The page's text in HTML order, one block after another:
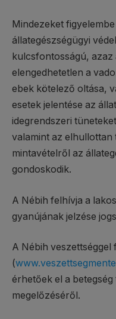
Mindezeket
állategészségügyi
kulcsfontosságú, azaz
elengedhetetlen a
ebek kötelező oltása,
esetek jelentése az
idegrendszeri
valamint az elhullottan
mintavételről az
gondoskodik.
A Nébih felhívja a
gyanújának jelzése
A Nébih
(
érhetőek el a
megelőzéséről.